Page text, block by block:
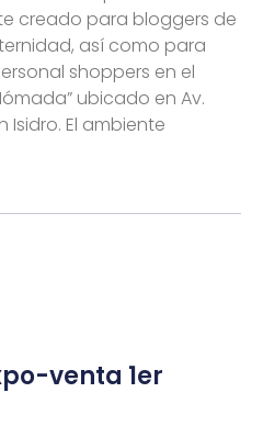
creado para bloggers de
así como para
shoppers en el
ubicado en Av.
Isidro. El ambiente
venta 1er